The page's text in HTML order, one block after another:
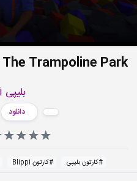
The Trampoline Park
بلیپی Blippi
دانلود
#کارتون بلیپی #کارتون Blippi